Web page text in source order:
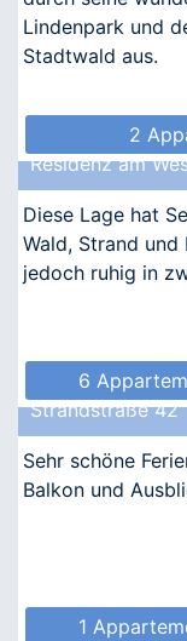
Lindenpark und
Stadtwald aus.
2
Residenz am
Diese Lage hat
Wald, Strand
jedoch ruhig in
6
Strandstraße 42
Sehr schöne
Balkon und
1